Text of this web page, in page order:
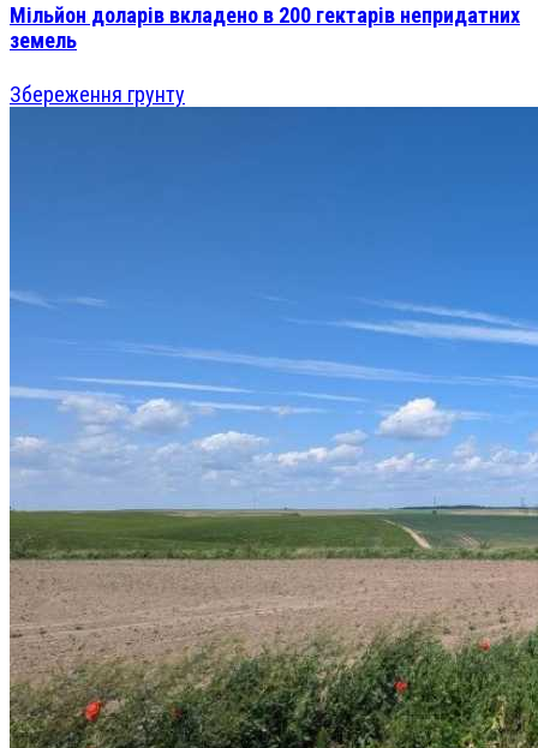
Мільйон доларів вкладено в 200 гектарів непридатних
земель
Збереження грунту